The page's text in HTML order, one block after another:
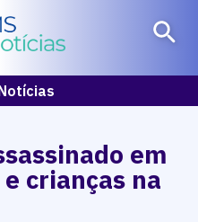
em
crianças na